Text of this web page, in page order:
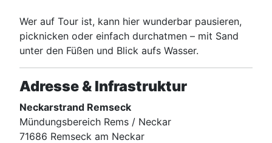
Wer auf Tour ist, kann hier wunderbar pausieren,
picknicken oder einfach durchatmen – mit Sand
unter den Füßen und Blick aufs Wasser.
Adresse & Infrastruktur
Neckarstrand Remseck
Mündungsbereich Rems / Neckar
71686 Remseck am Neckar